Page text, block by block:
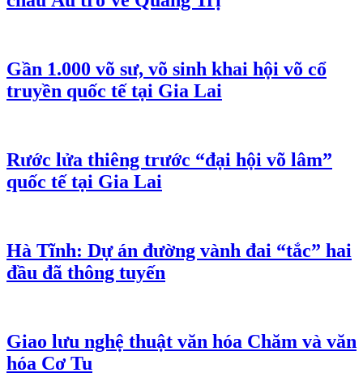
Gần 1.000 võ sư, võ sinh khai hội võ cổ
truyền quốc tế tại Gia Lai
Rước lửa thiêng trước “đại hội võ lâm”
quốc tế tại Gia Lai
Hà Tĩnh: Dự án đường vành đai “tắc” hai
đầu đã thông tuyến
Giao lưu nghệ thuật văn hóa Chăm và văn
hóa Cơ Tu